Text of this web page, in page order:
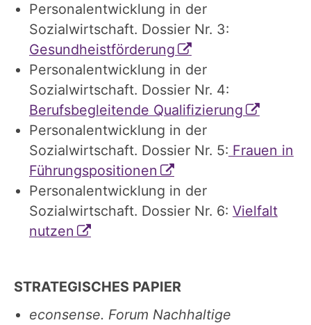
Personalentwicklung in der
Sozialwirtschaft. Dossier Nr. 3:
Gesundheistförderung
Personalentwicklung in der
Sozialwirtschaft. Dossier Nr. 4:
Berufsbegleitende Qualifizierung
Personalentwicklung in der
Sozialwirtschaft. Dossier Nr. 5: Frauen in
Führungspositionen
Personalentwicklung in der
Sozialwirtschaft. Dossier Nr. 6: Vielfalt
nutzen
STRATEGISCHES PAPIER
econsense. Forum Nachhaltige